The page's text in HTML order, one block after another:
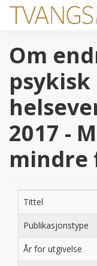
Hopp til hovedinnhold
Om
psykisk
2017 -
mindre
Tittel
Publikasjonstype
År for utgivelse